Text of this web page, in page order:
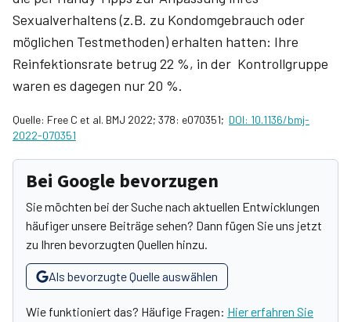
Sexualverhaltens (z.B. zu Kondomgebrauch oder
möglichen Testmethoden) erhalten hatten: Ihre
Reinfektionsrate betrug 22 %, in der Kontrollgruppe
waren es dagegen nur 20 %.
Quelle: Free C et al. BMJ 2022; 378: e070351; DOI: 10.1136/bmj-
2022-070351
Bei Google bevorzugen
Sie möchten bei der Suche nach aktuellen Entwicklungen
häufiger unsere Beiträge sehen? Dann fügen Sie uns jetzt
zu Ihren bevorzugten Quellen hinzu.
Als bevorzugte Quelle auswählen
Wie funktioniert das? Häufige Fragen: Hier erfahren Sie